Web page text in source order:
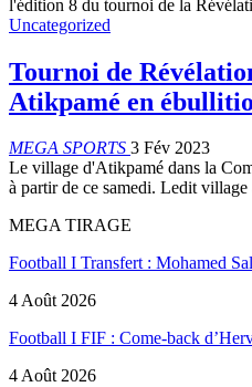
l'édition 8 du tournoi de la
Uncategorized
Tournoi de
Atikpamé en
MEGA SPORTS 3 Fév 2023
Le village d'Atikpamé dans la
à partir de ce samedi. Ledit
MEGA TIRAGE
Football I Transfert : Mohamed
4 Août 2026
Football I FIF : Come-back
4 Août 2026